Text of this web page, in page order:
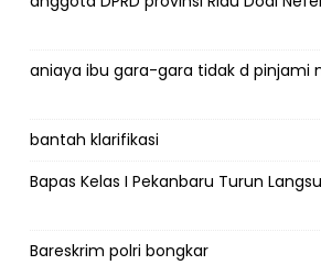
aniaya ibu gara-gara tidak d pinjami
bantah klarifikasi
Bapas Kelas I Pekanbaru Turun
Bareskrim polri bongkar